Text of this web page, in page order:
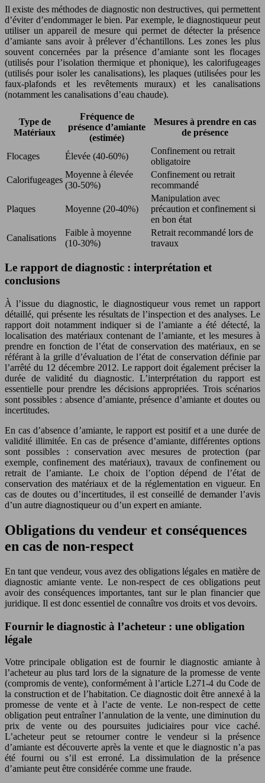
Il existe des méthodes de diagnostic non destructives, qui permettent
d’éviter d’endommager le bien. Par exemple, le diagnostiqueur peut
utiliser un appareil de mesure qui permet de détecter la présence
d’amiante sans avoir à prélever d’échantillons. Les zones les plus
souvent concernées par la présence d’amiante sont les flocages
(utilisés pour l’isolation thermique et phonique), les calorifugeages
(utilisés pour isoler les canalisations), les plaques (utilisées pour les
faux-plafonds et les revêtements muraux) et les canalisations
(notamment les canalisations d’eau chaude).
Type de
Matériaux
Fréquence de
présence d’amiante
(estimée)
Mesures à prendre en cas
de présence
Flocages Élevée (40-60%)
Confinement ou retrait
obligatoire
Calorifugeages
Moyenne à élevée
(30-50%)
Confinement ou retrait
recommandé
Plaques Moyenne (20-40%)
Manipulation avec
précaution et confinement si
en bon état
Canalisations
Faible à moyenne
(10-30%)
Retrait recommandé lors de
travaux
Le rapport de diagnostic : interprétation et
conclusions
À l’issue du diagnostic, le diagnostiqueur vous remet un rapport
détaillé, qui présente les résultats de l’inspection et des analyses. Le
rapport doit notamment indiquer si de l’amiante a été détecté, la
localisation des matériaux contenant de l’amiante, et les mesures à
prendre en fonction de l’état de conservation des matériaux, en se
référant à la grille d’évaluation de l’état de conservation définie par
l’arrêté du 12 décembre 2012. Le rapport doit également préciser la
durée de validité du diagnostic. L’interprétation du rapport est
essentielle pour prendre les décisions appropriées. Trois scénarios
sont possibles : absence d’amiante, présence d’amiante et doutes ou
incertitudes.
En cas d’absence d’amiante, le rapport est positif et a une durée de
validité illimitée. En cas de présence d’amiante, différentes options
sont possibles : conservation avec mesures de protection (par
exemple, confinement des matériaux), travaux de confinement ou
retrait de l’amiante. Le choix de l’option dépend de l’état de
conservation des matériaux et de la réglementation en vigueur. En
cas de doutes ou d’incertitudes, il est conseillé de demander l’avis
d’un autre diagnostiqueur ou d’un expert en amiante.
Obligations du vendeur et conséquences
en cas de non-respect
En tant que vendeur, vous avez des obligations légales en matière de
diagnostic amiante vente. Le non-respect de ces obligations peut
avoir des conséquences importantes, tant sur le plan financier que
juridique. Il est donc essentiel de connaître vos droits et vos devoirs.
Fournir le diagnostic à l’acheteur : une obligation
légale
Votre principale obligation est de fournir le diagnostic amiante à
l’acheteur au plus tard lors de la signature de la promesse de vente
(compromis de vente), conformément à l’article L271-4 du Code de
la construction et de l’habitation. Ce diagnostic doit être annexé à la
promesse de vente et à l’acte de vente. Le non-respect de cette
obligation peut entraîner l’annulation de la vente, une diminution du
prix de vente ou des poursuites judiciaires pour vice caché.
L’acheteur peut se retourner contre le vendeur si la présence
d’amiante est découverte après la vente et que le diagnostic n’a pas
été fourni ou s’il est erroné. La dissimulation de la présence
d’amiante peut être considérée comme une fraude.